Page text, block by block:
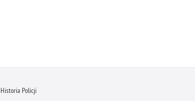
Historia Policji